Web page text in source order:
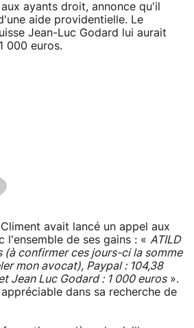
ayants droit, annonce qu'il
aide providentielle. Le
Jean-Luc Godard lui aurait
000 euros.
avait lancé un appel aux
l'ensemble de ses gains : « ATILD
(à confirmer ces jours-ci la somme
mon avocat), Paypal : 104,38
Jean Luc Godard : 1 000 euros».
dans sa recherche de